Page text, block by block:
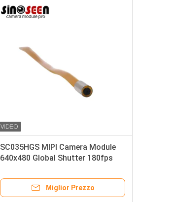
SC035HGS MIPI Camera Module
640x480 Global Shutter 180fps
Miglior Prezzo